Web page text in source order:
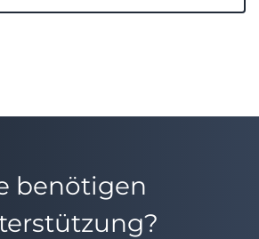
benötigen